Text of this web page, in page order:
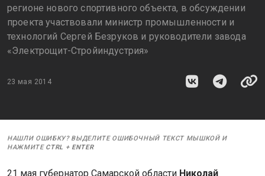
регионе нового спортивного объекта, в обсуждении
проекта участвовали министр промышленности и
технологий Сергей Безруков и руководители завода
«Электрощит-Стройиндустрия»
23 мая 2014
НАШЛИ ОШИБКУ? ВЫДЕЛИТЕ ОШИБОЧНЫЙ ТЕКСТ МЫШКОЙ И
НАЖМИТЕ CTRL + ENTER
21 мая губернатор Самарской области Николай